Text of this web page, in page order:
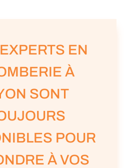
EN
À
SONT
POUR
À VOS